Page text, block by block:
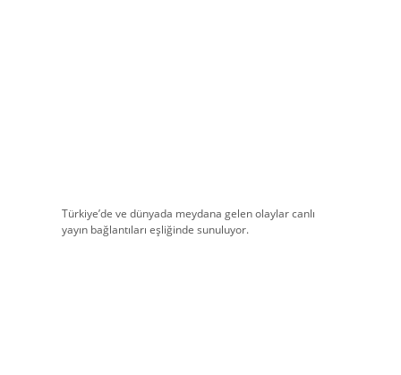
Türkiye’de ve dünyada meydana gelen olaylar canlı
yayın bağlantıları eşliğinde sunuluyor.